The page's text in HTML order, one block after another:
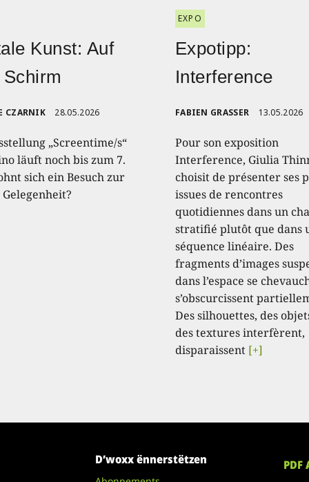
Kunst: Auf
CZARNIK 28.05.2026
„Screentime/s“
läuft noch bis zum 7.
sich ein Besuch zur
EXPO
Expotipp:
Interference
FABIEN GRASSER 13.05.2026
Pour son exposition
Interference, Giulia
choisit de présenter ses
issues de rencontres
quotidiennes dans un
stratifié plutôt que dans
séquence linéaire. Des
fragments d’images
dans l’espace se
s’obscurcissent
Des silhouettes, des
des textures interfèrent,
disparaissent [+]
D’woxx ënnerstëtzen